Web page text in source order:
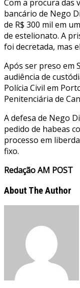
Com a procura das
bancário de Nego
de R$ 300 mil em
de estelionato. A
foi decretada, mas
Após ser preso em
audiência de
Polícia Civil em
Penitenciária de
A defesa de Nego
pedido de habeas
processo em
fixo.
Redação AM POST
About The Author